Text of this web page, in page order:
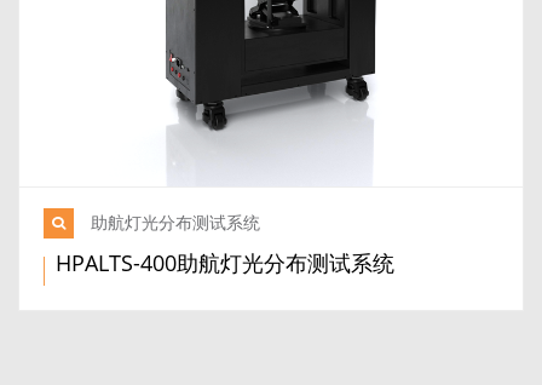
助航灯光分布测试系统
HPALTS-400助航灯光分布测试系统